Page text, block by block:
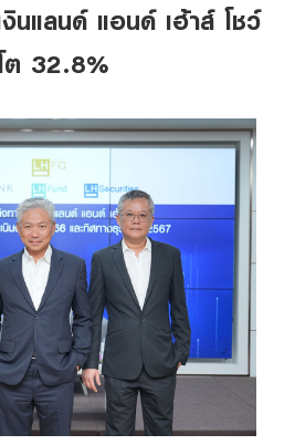
าร
ลแบงก์กิ้ง
Banking
นแลนด์ แอนด์ เฮ้าส์ โชว์
ต 32.8%